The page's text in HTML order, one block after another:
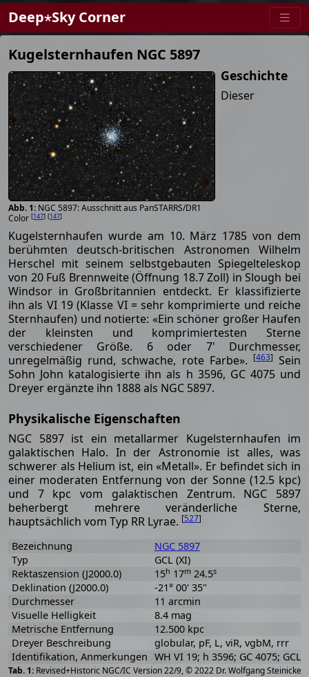
Deep⋆Sky Corner
Kugelsternhaufen NGC 5897
NGC 5897: Ausschnitt aus PanSTARRS/DR1
Color [147] [147]
Geschichte
Dieser
Kugelsternhaufen wurde am 10. März 1785 von dem
berühmten deutsch-britischen Astronomen Wilhelm
Herschel mit seinem selbstgebauten Spiegelteleskop
von 20 Fuß Brennweite (Öffnung 18.7 Zoll) in Slough bei
Windsor in Großbritannien entdeckt. Er klassifizierte
ihn als VI 19 (Klasse VI = sehr komprimierte und reiche
Sternhaufen) und notierte: «Ein schöner großer Haufen
der kleinsten und komprimiertesten Sterne
verschiedener Größe. 6 oder 7' Durchmesser,
unregelmäßig rund, schwache, rote Farbe». [463] Sein
Sohn John katalogisierte ihn als h 3596, GC 4075 und
Dreyer ergänzte ihn 1888 als NGC 5897.
Physikalische Eigenschaften
NGC 5897 ist ein metallarmer Kugelsternhaufen im
galaktischen Halo. In der Astronomie ist alles, was
schwerer als Helium ist, ein «Metall». Er befindet sich in
einer moderaten Entfernung von der Sonne (12.5 kpc)
und 7 kpc vom galaktischen Zentrum. NGC 5897
beherbergt mehrere veränderliche Sterne,
hauptsächlich vom Typ RR Lyrae. [527]
Revised+Historic NGC/IC Version 22/9, © 2022 Dr. Wolfgang Steinicke
Bezeichnung
NGC 5897
Typ
GCL (XI)
Rektaszension (J2000.0)
15h 17m24.5s
Deklination (J2000.0)
-21° 00' 35"
Durchmesser
11 arcmin
Visuelle Helligkeit
8.4 mag
Metrische Entfernung
12.500 kpc
Dreyer Beschreibung
globular, pF, L, viR, vgbM, rrr
Identifikation, Anmerkungen WH VI 19; h 3596; GC 4075; GCL